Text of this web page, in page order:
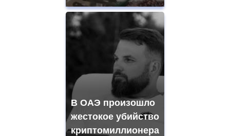
В ОАЭ произошло
жестокое убийство
криптомиллионера